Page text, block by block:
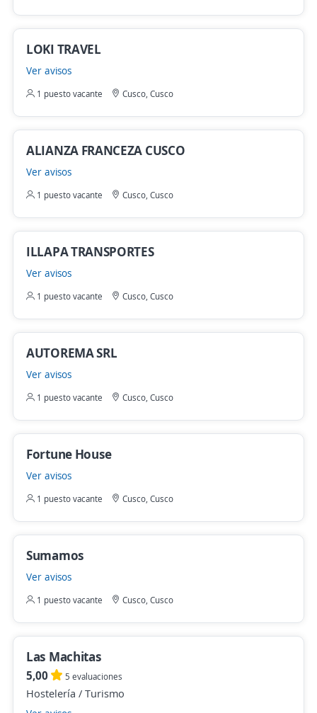
LOKI TRAVEL
Ver avisos
1 puesto vacante Cusco, Cusco
ALIANZA FRANCEZA CUSCO
Ver avisos
1 puesto vacante Cusco, Cusco
ILLAPA TRANSPORTES
Ver avisos
1 puesto vacante Cusco, Cusco
AUTOREMA SRL
Ver avisos
1 puesto vacante Cusco, Cusco
Fortune House
Ver avisos
1 puesto vacante Cusco, Cusco
Sumamos
Ver avisos
1 puesto vacante Cusco, Cusco
Las Machitas
5,00 5 evaluaciones
Hostelería / Turismo